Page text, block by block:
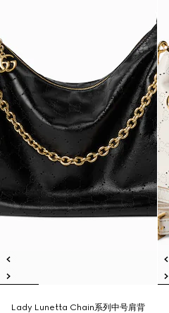
Lady Lunetta Chain系列中号肩背